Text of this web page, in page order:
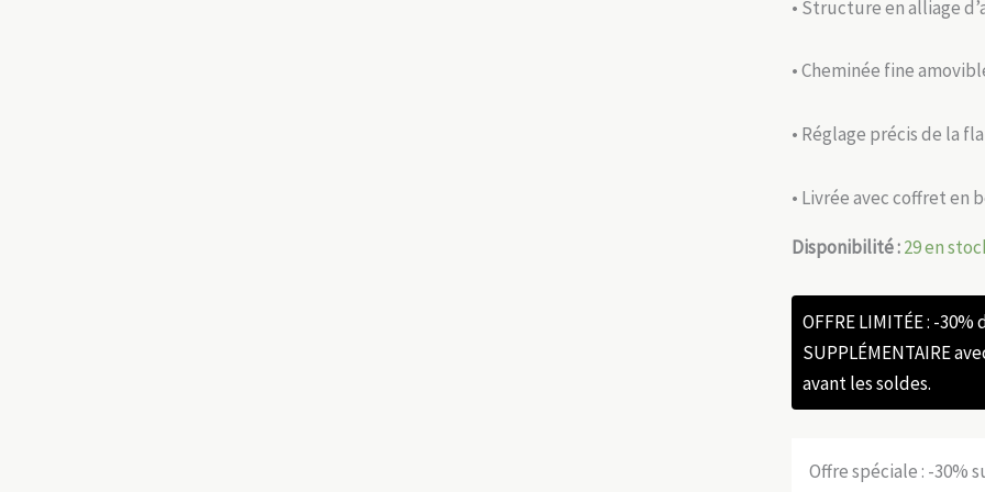
• Structure en alliage
• Cheminée fine
• Réglage précis de la
• Livrée avec coffret en
Disponibilité :29 en
OFFRE LIMITÉE : -30%
SUPPLÉMENTAIRE
avant les soldes.
Offre spéciale : -30%